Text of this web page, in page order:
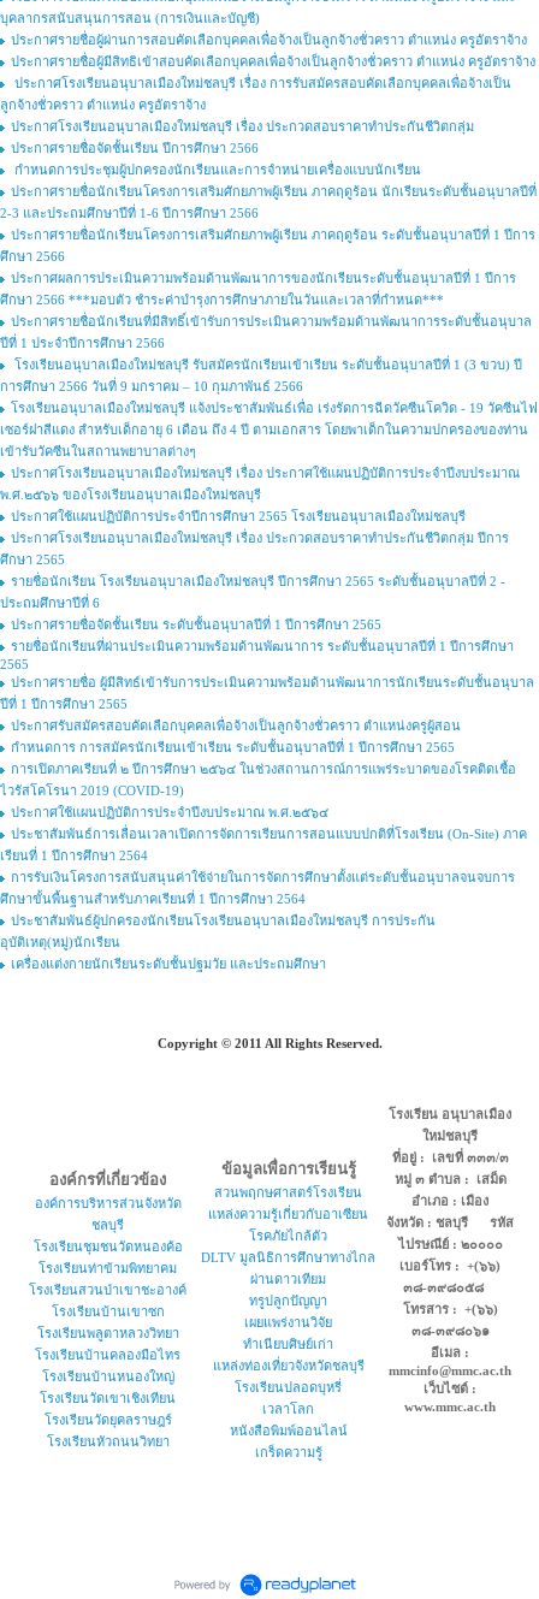
บุคลากรสนับสนุนการสอน (การเงินและบัญชี)
ประกาศรายชื่อผู้ผ่านการสอบคัดเลือกบุคคลเพื่อจ้างเป็นลูกจ้างชั่วคราว ตำแหน่ง ครูอัตราจ้าง
ประกาศรายชื่อผู้มีสิทธิเข้าสอบคัดเลือกบุคคลเพื่อจ้างเป็นลูกจ้างชั่วคราว ตำแหน่ง ครูอัตราจ้าง
ประกาศโรงเรียนอนุบาลเมืองใหม่ชลบุรี เรื่อง การรับสมัครสอบคัดเลือกบุคคลเพื่อจ้างเป็น
ลูกจ้างชั่วคราว ตำแหน่ง ครูอัตราจ้าง
ประกาศโรงเรียนอนุบาลเมืองใหม่ชลบุรี เรื่อง ประกวดสอบราคาทำประกันชีวิตกลุ่ม
ประกาศรายชื่อจัดชั้นเรียน ปีการศึกษา 2566
กำหนดการประชุมผู้ปกครองนักเรียนและการจำหน่ายเครื่องแบบนักเรียน
ประกาศรายชื่อนักเรียนโครงการเสริมศักยภาพผู้เรียน ภาคฤดูร้อน นักเรียนระดับชั้นอนุบาลปีที่
2-3 และประถมศึกษาปีที่ 1-6 ปีการศึกษา 2566
ประกาศรายชื่อนักเรียนโครงการเสริมศักยภาพผู้เรียน ภาคฤดูร้อน ระดับชั้นอนุบาลปีที่ 1 ปีการ
ศึกษา 2566
ประกาศผลการประเมินความพร้อมด้านพัฒนาการของนักเรียนระดับชั้นอนุบาลปีที่ 1 ปีการ
ศึกษา 2566 ***มอบตัว ชำระค่าบำรุงการศึกษาภายในวันและเวลาที่กำหนด***
ประกาศรายชื่อนักเรียนที่มีสิทธิ์เข้ารับการประเมินความพร้อมด้านพัฒนาการระดับชั้นอนุบาล
ปีที่ 1 ประจำปีการศึกษา 2566
โรงเรียนอนุบาลเมืองใหม่ชลบุรี รับสมัครนักเรียนเข้าเรียน ระดับชั้นอนุบาลปีที่ 1 (3 ขวบ) ปี
การศึกษา 2566 วันที่ 9 มกราคม – 10 กุมภาพันธ์ 2566
โรงเรียนอนุบาลเมืองใหม่ชลบุรี แจ้งประชาสัมพันธ์เพื่อ เร่งรัดการฉีดวัคซีนโควิด - 19 วัคซีนไฟ
เซอร์ฝาสีแดง สำหรับเด็กอายุ 6 เดือน ถึง 4 ปี ตามเอกสาร โดยพาเด็กในความปกครองของท่าน
เข้ารับวัคซีนในสถานพยาบาลต่างๆ
ประกาศโรงเรียนอนุบาลเมืองใหม่ชลบุรี เรื่อง ประกาศใช้แผนปฏิบัติการประจำปีงบประมาณ
พ.ศ.๒๕๖๖ ของโรงเรียนอนุบาลเมืองใหม่ชลบุรี
ประกาศใช้แผนปฏิบัติการประจำปีการศึกษา 2565 โรงเรียนอนุบาลเมืองใหม่ชลบุรี
ประกาศโรงเรียนอนุบาลเมืองใหม่ชลบุรี เรื่อง ประกวดสอบราคาทำประกันชีวิตกลุ่ม ปีการ
ศึกษา 2565
รายชื่อนักเรียน โรงเรียนอนุบาลเมืองใหม่ชลบุรี ปีการศึกษา 2565 ระดับชั้นอนุบาลปีที่ 2 -
ประถมศึกษาปีที่ 6
ประกาศรายชื่อจัดชั้นเรียน ระดับชั้นอนุบาลปีที่ 1 ปีการศึกษา 2565
รายชื่อนักเรียนที่ผ่านประเมินความพร้อมด้านพัฒนาการ ระดับชั้นอนุบาลปีที่ 1 ปีการศึกษา
2565
ประกาศรายชื่อ ผู้มีสิทธ์เข้ารับการประเมินความพร้อมด้านพัฒนาการนักเรียนระดับชั้นอนุบาล
ปีที่ 1 ปีการศึกษา 2565
ประกาศรับสมัครสอบคัดเลือกบุคคลเพื่อจ้างเป็นลูกจ้างชั่วคราว ตำแหน่งครูผู้สอน
กำหนดการ การสมัครนักเรียนเข้าเรียน ระดับชั้นอนุบาลปีที่ 1 ปีการศึกษา 2565
การเปิดภาคเรียนที่ ๒ ปีการศึกษา ๒๕๖๔ ในช่วงสถานการณ์การแพร่ระบาดของโรคติดเชื้อ
ไวรัสโคโรนา 2019 (COVID-19)
ประกาศใช้แผนปฏิบัติการประจำปีงบประมาณ พ.ศ.๒๕๖๔
ประชาสัมพันธ์การเลื่อนเวลาเปิดการจัดการเรียนการสอนแบบปกติที่โรงเรียน (On-Site) ภาค
เรียนที่ 1 ปีการศึกษา 2564
การรับเงินโครงการสนับสนุนค่าใช้จ่ายในการจัดการศึกษาตั้งแต่ระดับชั้นอนุบาลจนจบการ
ศึกษาขั้นพื้นฐานสำหรับภาคเรียนที่ 1 ปีการศึกษา 2564
ประชาสัมพันธ์ผู้ปกครองนักเรียนโรงเรียนอนุบาลเมืองใหม่ชลบุรี การประกัน
อุบัติเหตุ(หมู่)นักเรียน
เครื่องแต่งกายนักเรียนระดับชั้นปฐมวัย และประถมศึกษา
Copyright © 2011 All Rights Reserved.
องค์กรที่เกี่ยวข้อง
องค์การบริหารส่วนจังหวัด
ชลบุรี
โรงเรียนชุมชนวัดหนองค้อ
โรงเรียนท่าข้ามพิทยาคม
โรงเรียนสวนป่าเขาชะอางค์
โรงเรียนบ้านเขาซก
โรงเรียนพลูตาหลวงวิทยา
โรงเรียนบ้านคลองมือไทร
โรงเรียนบ้านหนองใหญ่
โรงเรียนวัดเขาเชิงเทียน
โรงเรียนวัดยุคลราษฎร์
โรงเรียนหัวถนนวิทยา
ข้อมูลเพื่อการเรียนรู้
สวนพฤกษศาสตร์โรงเรียน
แหล่งความรู้เกี่ยวกับอาเซียน
โรคภัยไกล้ตัว
DLTV มูลนิธิการศึกษาทางไกล
ผ่านดาวเทียม
ทรูปลูกปัญญา
เผยแพร่งานวิจัย
ทำเนียบศิษย์เก่า
แหล่งท่องเที่ยวจังหวัดชลบุรี
โรงเรียนปลอดบุหรี่
เวลาโลก
หนังสือพิมพ์ออนไลน์
เกร็ดความรู้
โรงเรียน อนุบาลเมือง
ใหม่ชลบุรี
ที่อยู่ : เลขที่ ๓๓๓/๓
หมู่ ๓ ตำบล : เสม็ด
อำเภอ : เมือง
จังหวัด : ชลบุรี รหัส
ไปรษณีย์ : ๒๐๐๐๐
เบอร์โทร : +(๖๖)
๓๘-๓๙๘๐๕๘
โทรสาร : +(๖๖)
๓๘-๓๙๘๐๖๑
อีเมล :
mmcinfo@mmc.ac.th
เว็บไซต์ :
www.mmc.ac.th